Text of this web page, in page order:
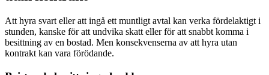
Att hyra svart eller att ingå ett muntligt avtal kan verka fördelaktigt i
stunden, kanske för att undvika skatt eller för att snabbt komma i
besittning av en bostad. Men konsekvenserna av att hyra utan
kontrakt kan vara förödande.